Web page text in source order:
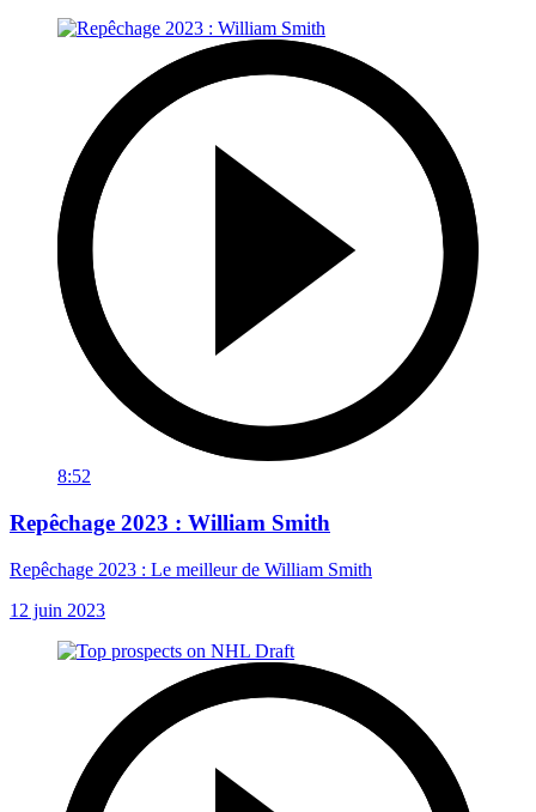
8:52
Repêchage 2023 : William Smith
Repêchage 2023 : Le meilleur de William Smith
12 juin 2023